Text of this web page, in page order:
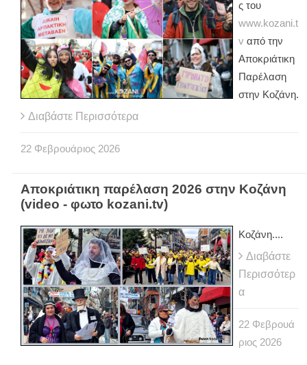
ς του
www.kozani.t
v από την
Αποκριάτικη
Παρέλαση
στην Κοζάνη.
Διαβάστε Περισσότερα
22 Φεβρουάριος 2026
Αποκριάτικη παρέλαση 2026 στην Κοζάνη
(video - φωτο kozani.tv)
Κοζάνη....
Διαβάστε
Περισσότερ
α
22 Φεβρουά
ριος 2026